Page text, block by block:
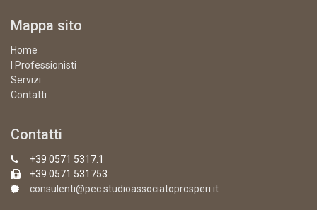
Mappa sito
Home
I Professionisti
Servizi
Contatti
Contatti
+39 0571 5317.1
+39 0571 531753
consulenti@pec.studioassociatoprosperi.it